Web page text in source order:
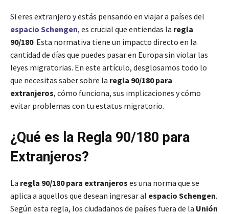
Si eres extranjero y estás pensando en viajar a países del
espacio Schengen, es crucial que entiendas la regla
90/180. Esta normativa tiene un impacto directo en la
cantidad de días que puedes pasar en Europa sin violar las
leyes migratorias. En este artículo, desglosamos todo lo
que necesitas saber sobre la regla 90/180 para
extranjeros, cómo funciona, sus implicaciones y cómo
evitar problemas con tu estatus migratorio.
¿Qué es la Regla 90/180 para
Extranjeros?
La regla 90/180 para extranjeros es una norma que se
aplica a aquellos que desean ingresar al espacio Schengen.
Según esta regla, los ciudadanos de países fuera de la Unión